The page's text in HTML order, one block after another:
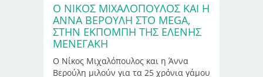
Ο ΝΊΚΟΣ ΜΙΧΑΛΌΠΟΥΛΟΣ ΚΑΙ Η
ΆΝΝΑ ΒΕΡΟΎΛΗ ΣΤΟ MEGA,
ΣΤΗΝ ΕΚΠΟΜΠΉ ΤΗΣ ΕΛΈΝΗΣ
ΜΕΝΕΓΆΚΗ
Ο Νίκος Μιχαλόπουλος και η Άννα
Βερούλη μιλούν για τα 25 χρόνια γάμου